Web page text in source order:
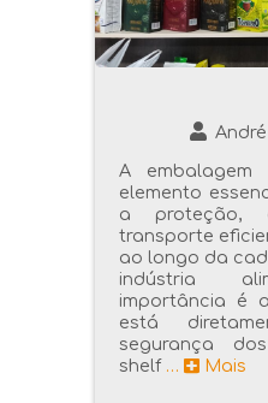
A embalagem
elemento
a proteção,
transporte
ao longo da
indústria
importância é
está
segurança
shelf … Mais